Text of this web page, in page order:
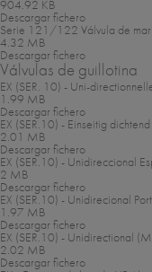
904.92 KB
Descargar fichero
Serie 121/122 Válvula de
4.32 MB
Descargar fichero
Válvulas de guillotina
EX (SER. 10) - Uni-
1.99 MB
Descargar fichero
EX (SER.10) - Einseitig dichtend
2.01 MB
Descargar fichero
EX (SER.10) - Unidireccional
2 MB
Descargar fichero
EX (SER.10) - Unidirecional
1.97 MB
Descargar fichero
EX (SER.10) - Unidirectional
2.02 MB
Descargar fichero